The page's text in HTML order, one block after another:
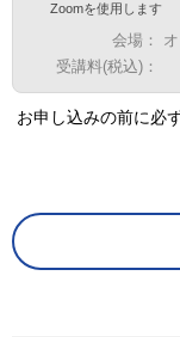
Zoomを使用します
会場：
受講料(税込)：
お申し込みの前に必